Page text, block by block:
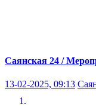
Саянская 24 /
13-02-2025, 09:13